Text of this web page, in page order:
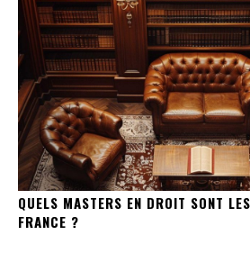
QUELS MASTERS EN DROIT SONT
FRANCE ?